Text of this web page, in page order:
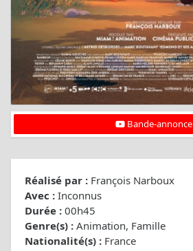
Bande-annonce
Réalisé par : François Narboux
Avec : Inconnus
Durée : 00h45
Genre(s) : Animation, Famille
Nationalité(s) : France